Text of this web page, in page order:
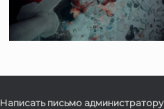
Написать письмо администратору